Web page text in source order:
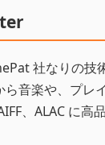
社なりの技
音楽や、プレ
、ALAC に高